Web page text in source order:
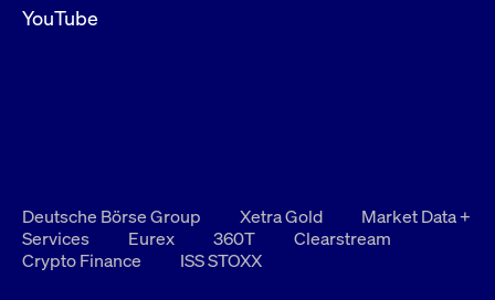
YouTube
Deutsche Börse Group Xetra Gold
Market Data +
Services
Eurex 360T
Clearstream
Crypto Finance
ISS STOXX